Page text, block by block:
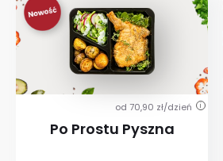
od 70,90 zł/dzień i
Po Prostu Pyszna